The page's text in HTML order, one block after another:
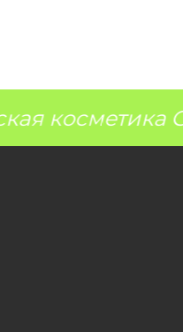
косметика